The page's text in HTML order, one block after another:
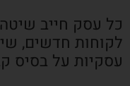
כל עסק חייב
לקוחות חדשים,
עסקיות על בסיס